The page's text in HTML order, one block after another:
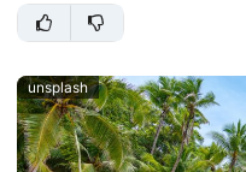
unsplash